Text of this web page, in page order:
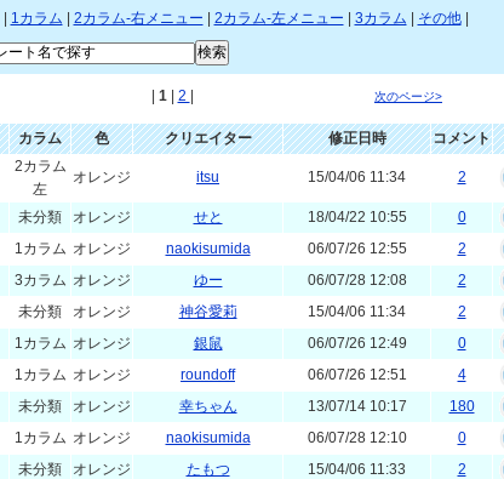
1カラム 2カラム-右メニュー 2カラム-左メニュー 3カラム その他|
1 2 次のページ>
カラム 色 クリエイター 修正日時 コメント
2カラム
左
オレンジ itsu 15/04/06 11:34 2
未分類 オレンジ せと 18/04/22 10:55
0
1カラム オレンジ naokisumida 06/07/26 12:55
2
3カラム オレンジ ゆー 06/07/28 12:08
2
未分類 オレンジ 神谷愛莉 15/04/06 11:34
2
1カラム オレンジ 銀鼠 06/07/26 12:49
0
1カラム オレンジ roundoff 06/07/26 12:51
4
未分類 オレンジ 幸ちゃん 13/07/14 10:17
180
1カラム オレンジ naokisumida 06/07/28 12:10
0
未分類 オレンジ たもつ 15/04/06 11:33
2